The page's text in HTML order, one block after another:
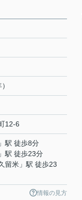
12-6
」駅 徒歩8分
」駅 徒歩23分
留米 」駅 徒歩23
情報の見方